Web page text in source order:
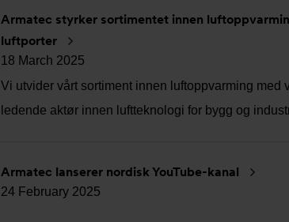
Armatec styrker sortimentet innen
luftporter
18 March 2025
Vi utvider vårt sortiment innen luftoppvarming med
ledende aktør innen luftteknologi for bygg og
Armatec lanserer nordisk YouTube-kanal
24 February 2025